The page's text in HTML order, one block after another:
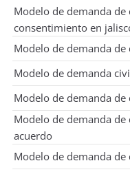
Modelo de demanda
consentimiento en
Modelo de demanda
Modelo de demanda
Modelo de demanda
Modelo de demanda
acuerdo
Modelo de demanda